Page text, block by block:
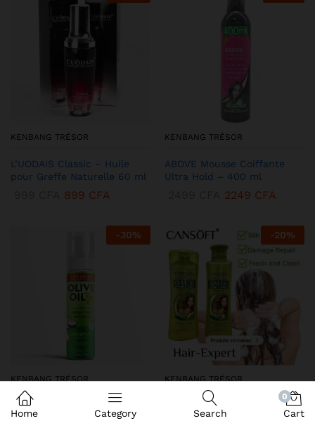
KENBANG TRÉSOR
L’UODAIS Classic – Huile
pour Greffe Naturelle 60 ml
899 CFA
KENBANG TRÉSOR
ABOVE Mousse Coiffante
Ultra Hold – 400 ml
2249 CFA
-30%
KENBANG TRÉSOR
DEQROY Olive Oil Mousse
Coiffante – Hold & Shine
-20%
KENBANG TRÉSOR
Duo CANSoft Shampooing &
Après-shampooing à l’Huile
Home Category Search
0
Cart